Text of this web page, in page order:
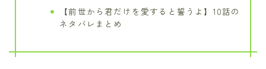
【前世から君だけを愛すると誓うよ】10話の
ネタバレまとめ